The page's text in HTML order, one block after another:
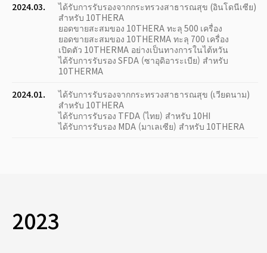
2024.03.
ได้รับการรับรองจากกระทรวงสาธารณสุข (อินโดนีเซีย)
สำหรับ 10THERA
ยอดขายสะสมของ 10THERA ทะลุ 500 เครื่อง
ยอดขายสะสมของ 10THERMA ทะลุ 700 เครื่อง
เปิดตัว 10THERMA อย่างเป็นทางการในไต้หวัน
ได้รับการรับรอง SFDA (ซาอุดิอาระเบีย) สำหรับ
10THERMA
2024.01.
ได้รับการรับรองจากกระทรวงสาธารณสุข (เวียดนาม)
สำหรับ 10THERA
ได้รับการรับรอง TFDA (ไทย) สำหรับ 10HI
ได้รับการรับรอง MDA (มาเลเซีย) สำหรับ 10THERA
2023